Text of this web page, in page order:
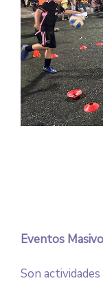
Eventos
Son